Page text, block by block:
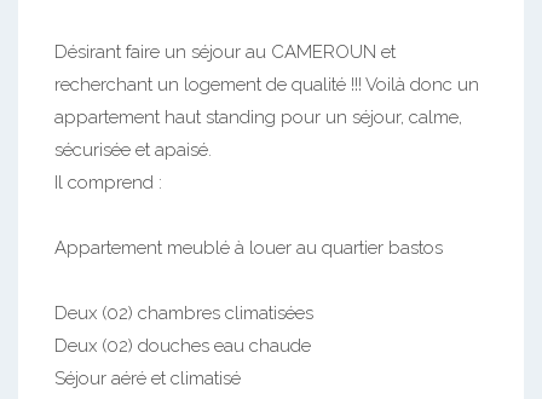
Désirant faire un séjour au CAMEROUN et
recherchant un logement de qualité !!! Voilà donc un
appartement haut standing pour un séjour, calme,
sécurisée et apaisé.
Il comprend :
Appartement meublé à louer au quartier bastos
Deux (02) chambres climatisées
Deux (02) douches eau chaude
Séjour aéré et climatisé